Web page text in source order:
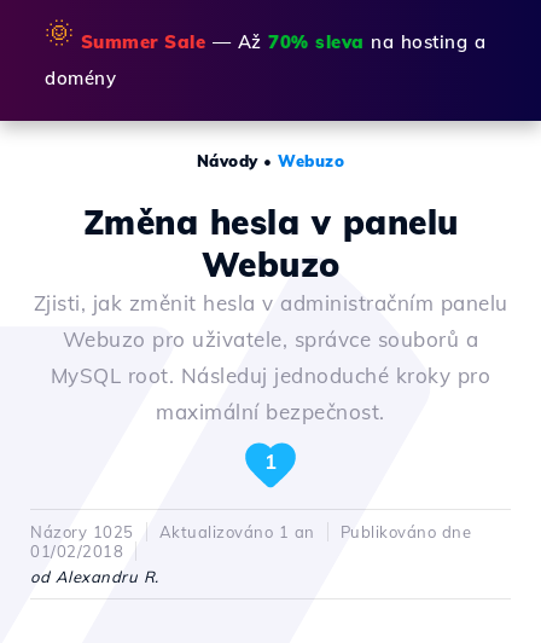
🌞 Summer Sale — Až 70% sleva na hosting a
domény
Návody•Webuzo
Změna hesla v panelu
Webuzo
Zjisti, jak změnit hesla v administračním panelu
Webuzo pro uživatele, správce souborů a
MySQL root. Následuj jednoduché kroky pro
maximální bezpečnost.
1
Názory 1025 Aktualizováno 1 an
Publikováno dne
01/02/2018
od Alexandru R.